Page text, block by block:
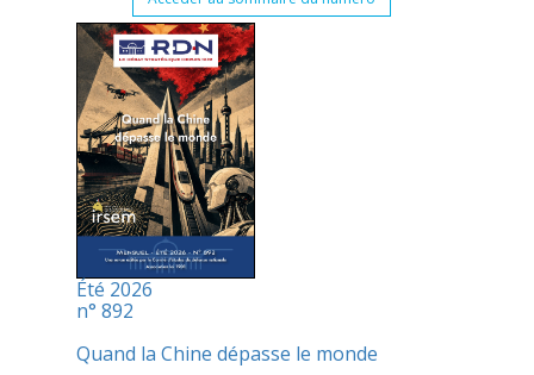
Été 2026
n° 892
Quand la Chine dépasse le monde